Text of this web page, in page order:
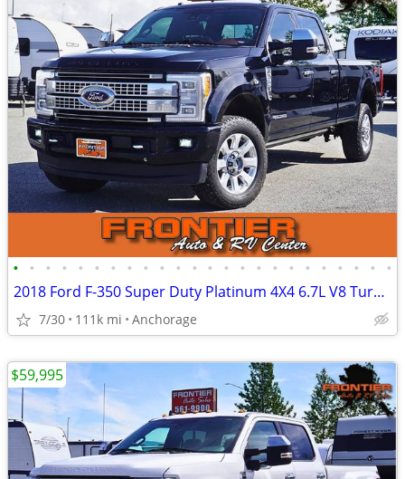
• • • • • • • • • • • • • • • • • • • • • • • •
2018 Ford F-350 Super Duty Platinum 4X4 6.7L V8 Turbo Diesel Longbed
7/30 111k mi Anchorage
$59,995